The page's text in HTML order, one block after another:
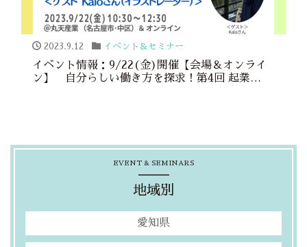
2023.9.12 イベント＆セミナー
イベント情報：9/22(金)開催【会場＆オンライ
ン】 自分らしい働き方を探求！第4回 起業
EVENT & SEMINARS
地域別
愛知県